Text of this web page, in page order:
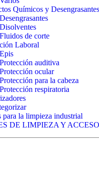
Químicos y Desengrasantes
Desengrasantes
Disolventes
Fluidos de corte
Laboral
Epis
Protección auditiva
Protección ocular
Protección para la cabeza
Protección respiratoria
para la limpieza industrial
DE LIMPIEZA Y